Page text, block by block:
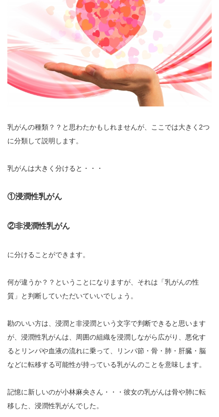
乳がんの種類？？と思わたかもしれませんが、ここでは大きく2つ
に分類して説明します。
乳がんは大きく分けると・・・
①浸潤性乳がん
②非浸潤性乳がん
に分けることができます。
何が違うか？？ということになりますが、それは「乳がんの性
質」と判断していただいていいでしょう。
勘のいい方は、浸潤と非浸潤という文字で判断できると思います
が、浸潤性乳がんは、周囲の組織を浸潤しながら広がり、悪化す
るとリンパや血液の流れに乗って、リンパ節・骨・肺・肝臓・脳
などに転移する可能性が持っている乳がんのことを意味します。
記憶に新しいのが小林麻央さん・・・彼女の乳がんは骨や肺に転
移した、浸潤性乳がんでした。